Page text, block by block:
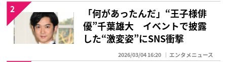
「何があったんだ」“王子様俳
優”千葉雄大 イベントで披露
した“激変姿”にSNS衝撃
2026/03/04 16:20 エンタメニュース
2